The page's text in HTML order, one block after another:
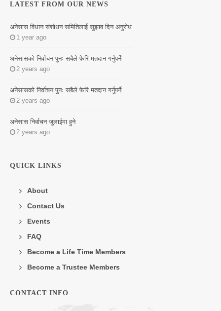
LATEST FROM OUR NEWS
अनेसास विधान संशोधन समितिलाई सुझाव दिन अनुरोध
1 year ago
अनेसासको निर्वाचन पुनः सबैले फेरि मतदान गर्नुपर्ने
2 years ago
अनेसासको निर्वाचन पुनः सबैले फेरि मतदान गर्नुपर्ने
2 years ago
अनेसास निर्वाचन जुलाईमा हुने
2 years ago
QUICK LINKS
About
Contact Us
Events
FAQ
Become a Life Time Members
Become a Trustee Members
CONTACT INFO